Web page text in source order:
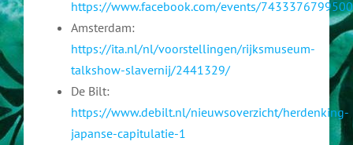
https://www.facebook.com/events/
Amsterdam:
https://ita.nl/nl/voorstellingen/rijksmuseum-
talkshow-slavernij/2441329/
De Bilt:
https://www.debilt.nl/nieuwsoverzicht/herdenking-
japanse-capitulatie-1